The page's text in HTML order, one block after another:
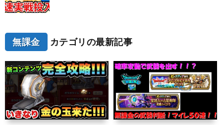
無課金 カテゴリの最新記事